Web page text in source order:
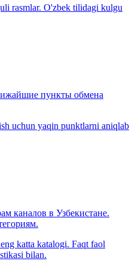
rasmlar. O'zbek tilidagi kulgu
пункты обмена
uchun yaqin punktlarni aniqlab
каналов в Узбекистане.
katta katalogi. Faqt faol
bilan.